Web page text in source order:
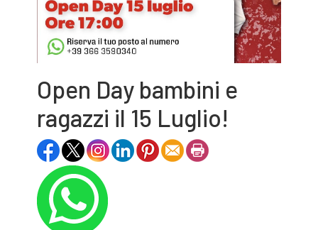
Open Day bambini e
ragazzi il 15 Luglio!